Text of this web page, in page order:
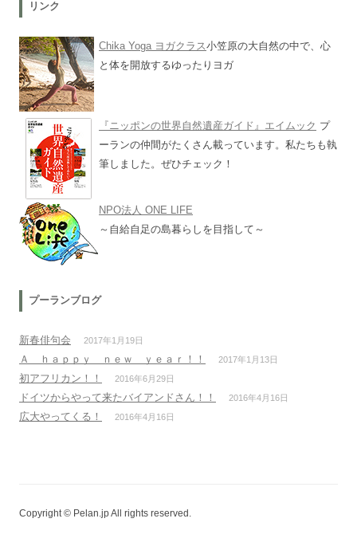
リンク
Chika Yoga ヨガクラス小笠原の大自然の中で、心
と体を開放するゆったりヨガ
『ニッポンの世界自然遺産ガイド』エイムック プ
ーランの仲間がたくさん載っています。私たちも執
筆しました。ぜひチェック！
NPO法人 ONE LIFE
～自給自足の島暮らしを目指して～
プーランブログ
新春俳句会 2017年1月19日
Ａ ｈａｐｐｙ ｎｅｗ ｙｅａｒ！！ 2017年1月13日
初アフリカン！！ 2016年6月29日
ドイツからやって来たバイアンドさん！！ 2016年4月16日
広大やってくる！ 2016年4月16日
Copyright © Pelan.jp All rights reserved.